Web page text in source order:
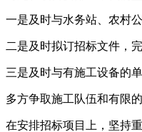
一是及时与水务站、农村
二是及时拟订招标文件，
三是及时与有施工设备的
多方争取施工队伍和有限
在安排招标项目上，坚持